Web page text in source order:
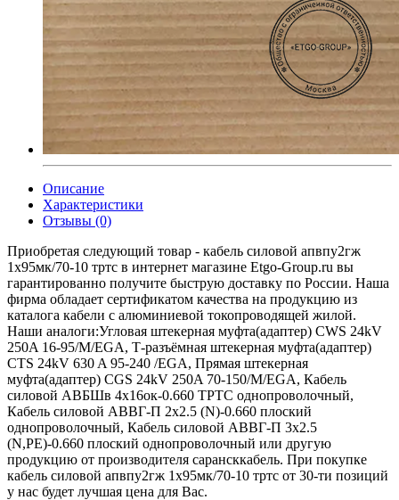
Описание
Характеристики
Отзывы (0)
Приобретая следующий товар - кабель силовой апвпу2гж
1х95мк/70-10 тртс в интернет магазине Etgo-Group.ru вы
гарантированно получите быструю доставку по России. Наша
фирма обладает сертификатом качества на продукцию из
каталога кабели с алюминиевой токопроводящей жилой.
Наши аналоги:Угловая штекерная муфта(адаптер) CWS 24kV
250A 16-95/M/EGA, Т-разъёмная штекерная муфта(адаптер)
CTS 24kV 630 A 95-240 /EGA, Прямая штекерная
муфта(адаптер) CGS 24kV 250A 70-150/M/EGA, Кабель
силовой АВБШв 4х16ок-0.660 ТРТС однопроволочный,
Кабель силовой АВВГ-П 2х2.5 (N)-0.660 плоский
однопроволочный, Кабель силовой АВВГ-П 3х2.5
(N,РЕ)-0.660 плоский однопроволочный или другую
продукцию от производителя сарансккабель. При покупке
кабель силовой апвпу2гж 1х95мк/70-10 тртс от 30-ти позиций
у нас будет лучшая цена для Вас.